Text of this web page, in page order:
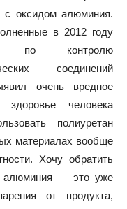
с оксидом алюминия.
в 2012 году
по контролю
соединений
очень вредное
человека
полиуретан
материалах вообще
Хочу обратить
алюминия — это уже
от продукта,